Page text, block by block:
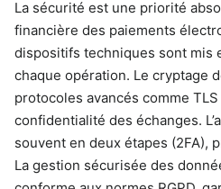
La sécurité est une priorité
financière des paiements
dispositifs techniques sont mis
chaque opération. Le cryptage
protocoles avancés comme
confidentialité des échanges.
souvent en deux étapes (2FA),
La gestion sécurisée des